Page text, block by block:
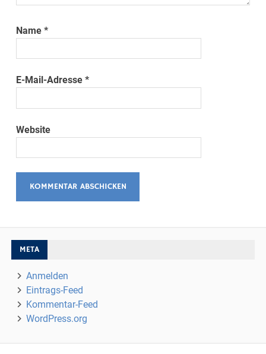
Name*
E-Mail-Adresse*
Website
META
Anmelden
Eintrags-Feed
Kommentar-Feed
WordPress.org